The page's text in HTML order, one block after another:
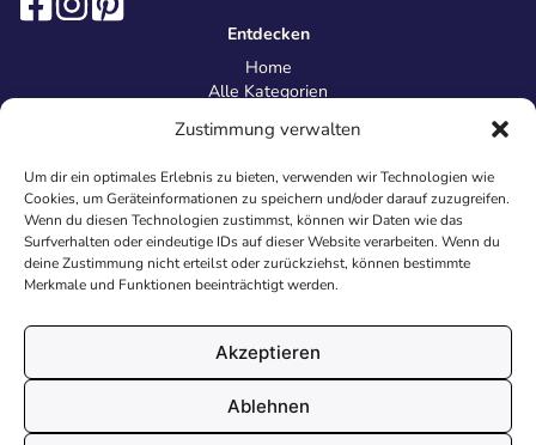
Zustimmung verwalten
Um dir ein optimales Erlebnis zu bieten, verwenden wir Technologien wie
Cookies, um Geräteinformationen zu speichern und/oder darauf zuzugreifen.
Wenn du diesen Technologien zustimmst, können wir Daten wie das
Surfverhalten oder eindeutige IDs auf dieser Website verarbeiten. Wenn du
deine Zustimmung nicht erteilst oder zurückziehst, können bestimmte
Merkmale und Funktionen beeinträchtigt werden.
Akzeptieren
Ablehnen
Entdecken
Home
Alle Kategorien
Information
Über uns
Kontakt
Inhaltsrichtlinien
Recht & Datenschutz
Impressum
AGB
Cookies